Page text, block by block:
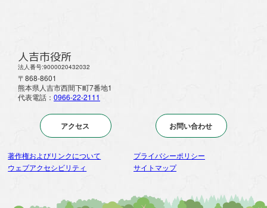
人吉市役所
法人番号:9000020432032
〒868-8601
熊本県人吉市西間下町7番地1
代表電話： 0966-22-2111
アクセス お問い合わせ
著作権およびリンクについて
プライバシーポリシー
ウェブアクセシビリティ
サイトマップ